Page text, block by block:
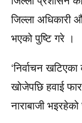
जिल्ला अधिकारी
भएको पुष्टि गरे ।
‘निर्वाचन खटिएका
खोजेपछि हवाई
नाराबाजी